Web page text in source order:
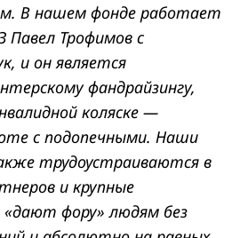
В нашем фонде работает
Павел Трофимов с
и он является
фандрайзингу,
коляске —
с подопечными. Наши
трудоустраиваются в
и крупные
«дают фору» людям без